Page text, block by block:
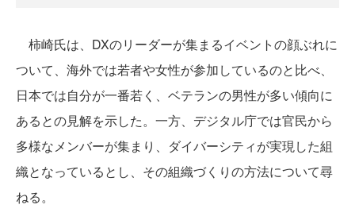
柿崎氏は、DXのリーダーが集まるイベントの顔ぶれに
ついて、海外では若者や女性が参加しているのと比べ、
日本では自分が一番若く、ベテランの男性が多い傾向に
あるとの見解を示した。一方、デジタル庁では官民から
多様なメンバーが集まり、ダイバーシティが実現した組
織となっているとし、その組織づくりの方法について尋
ねる。